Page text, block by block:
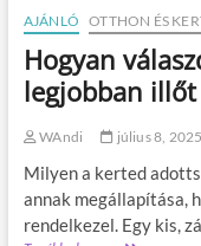
g
a
á
?
ő
,
a
á
m
a
g
á
n
n
d
é
a
t
ó
r
a
j
AJÁNLÓ OTTHON ÉS
Hogyan
legjobban
WAndi július 8, 2025
Milyen a kerted
annak megállapítása,
rendelkezel. Egy kis,